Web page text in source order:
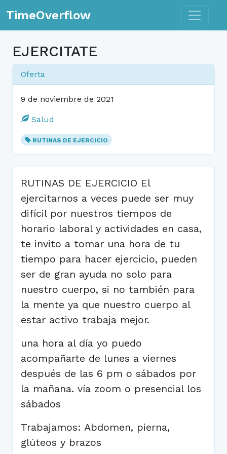
TimeOverflow Toggle
EJERCITATE
Oferta
9 de noviembre de 2021
Salud
RUTINAS DE EJERCICIO
RUTINAS DE EJERCICIO El
ejercitarnos a veces puede ser muy
difícil por nuestros tiempos de
horario laboral y actividades en casa,
te invito a tomar una hora de tu
tiempo para hacer ejercicio, pueden
ser de gran ayuda no solo para
nuestro cuerpo, si no también para
la mente ya que nuestro cuerpo al
estar activo trabaja mejor.
una hora al día yo puedo
acompañarte de lunes a viernes
después de las 6 pm o sábados por
la mañana. vía zoom o presencial los
sábados
Trabajamos: Abdomen, pierna,
glúteos y brazos